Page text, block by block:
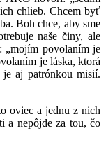
chlieb. Chcem byť
Boh chce, aby sme
naše činy, ale
„mojím povolaním je
je láska, ktorá
je aj patrónkou misií.
oviec a jednu z nich
a nepôjde za tou, čo